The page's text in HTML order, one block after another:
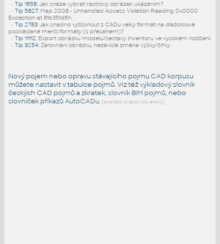
• Tip 1658: Jak snáze vybrat rastrový obrázek ukázáním?
• Tip 5827: Map 2008 - Unhandled Access Violation Reading 0x0000
Exception at 61b351d6h.
• Tip 2783: Jak snadno vytisknout z CADu velký formát na dlaždicově
poskládané menší formáty (s přesahem)?
• Tip 11112: Export obrázku modelu/sestavy Inventoru ve vysokém rozlišení.
• Tip 9254: Zarovnání obrázku, nezávislá změna výšky/šířky.
Nový pojem nebo opravu stávajícího pojmu CAD korpusu
můžete nastavit v tabulce pojmů. Viz téžvýkladový slovník
českých CAD pojmů a zkratek,slovník BIM pojmů, nebo
slovníček příkazů AutoCADu. [preklad vyrazov slovensky]